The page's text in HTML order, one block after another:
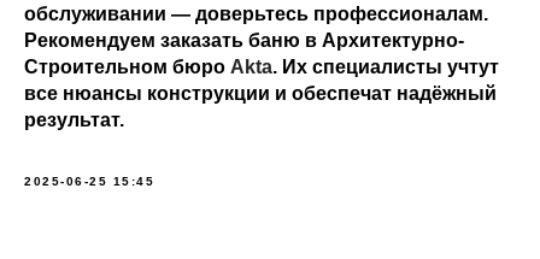
обслуживании — доверьтесь профессионалам.
Рекомендуем заказать баню в Архитектурно-
Строительном бюро Akta. Их специалисты учтут
все нюансы конструкции и обеспечат надёжный
результат.
2025-06-25 15:45